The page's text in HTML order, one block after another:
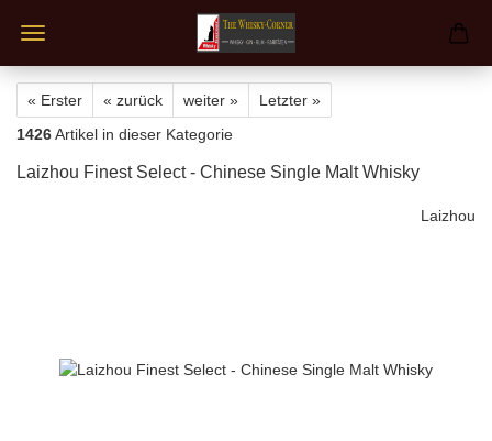
« Erster « zurück weiter »
Letzter »
1426Artikel in dieser Kategorie
Laizhou Finest Select - Chinese Single Malt Whisky
Laizhou